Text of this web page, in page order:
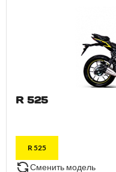
R 525
R 525
Сменить модель